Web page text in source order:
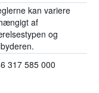
kan variere
af
og
317 585 000